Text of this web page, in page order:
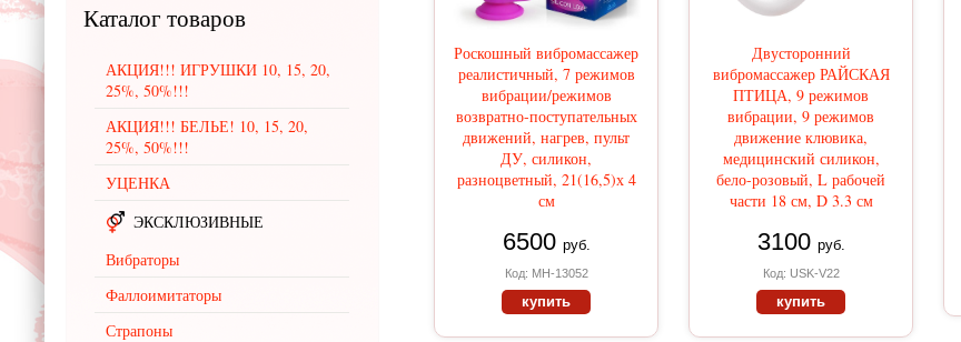
Роскошный вибромассажер
реалистичный, 7 режимов
вибрации/режимов
возвратно-поступательных
движений, нагрев, пульт
ДУ, силикон,
разноцветный, 21(16,5)х 4
см
6500 руб.
Код: MH-13052
купить
Двусторонний
вибромассажер РАЙСКАЯ
ПТИЦА, 9 режимов
вибрации, 9 режимов
движение клювика,
медицинский силикон,
бело-розовый, L рабочей
части 18 см, D 3.3 см
3100 руб.
Код: USK-V22
купить
Каталог товаров
АКЦИЯ!!! ИГРУШКИ 10, 15, 20,
25%, 50%!!!
АКЦИЯ!!! БЕЛЬЕ! 10, 15, 20,
25%, 50%!!!
УЦЕНКА
ЭКСКЛЮЗИВНЫЕ
Вибраторы
Фаллоимитаторы
Страпоны